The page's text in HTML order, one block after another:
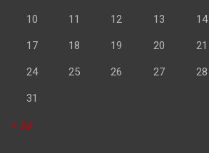
10 11 12 13 14
17 18 19 20 21
24 25 26 27 28
31
« Jul